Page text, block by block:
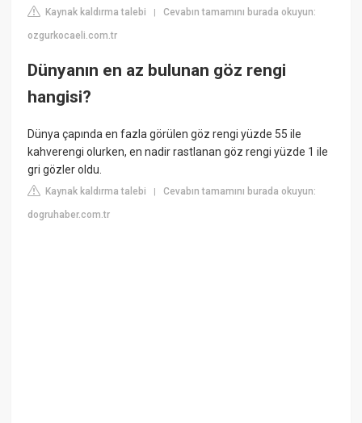
Kaynak kaldırma talebi |Cevabın tamamını burada okuyun:
ozgurkocaeli.com.tr
Dünyanın en az bulunan göz rengi
hangisi?
Dünya çapında en fazla görülen göz rengi yüzde 55 ile
kahverengi olurken, en nadir rastlanan göz rengi yüzde 1 ile
gri gözler oldu.
Kaynak kaldırma talebi |Cevabın tamamını burada okuyun:
dogruhaber.com.tr